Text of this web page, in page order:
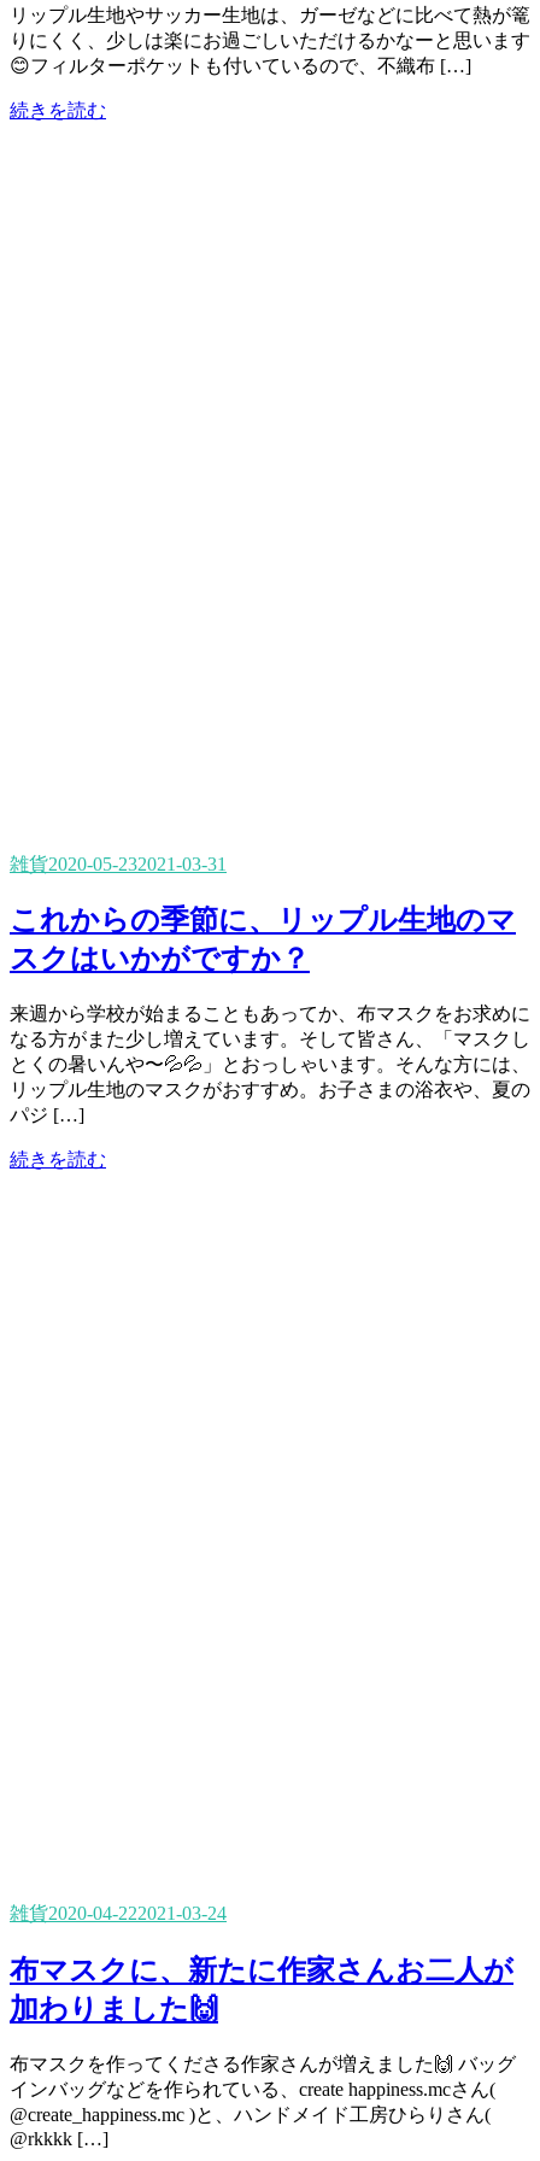
リップル生地やサッカー生地は、ガーゼなどに比べて熱が篭
りにくく、少しは楽にお過ごしいただけるかなーと思います
😊フィルターポケットも付いているので、不織布 […]
続きを読む
雑貨2020-05-232021-03-31
これからの季節に、リップル生地のマ
スクはいかがですか？
来週から学校が始まることもあってか、布マスクをお求めに
なる方がまた少し増えています。そして皆さん、「マスクし
とくの暑いんや〜💦💦」とおっしゃいます。そんな方には、
リップル生地のマスクがおすすめ。お子さまの浴衣や、夏の
パジ […]
続きを読む
雑貨2020-04-222021-03-24
布マスクに、新たに作家さんお二人が
加わりました🙌
布マスクを作ってくださる作家さんが増えました🙌 バッグ
インバッグなどを作られている、create happiness.mcさん(
@create_happiness.mc )と、ハンドメイド工房ひらりさん(
@rkkkk […]